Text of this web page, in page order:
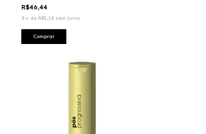
R$46,44
9 x de R$5,16 sem juros